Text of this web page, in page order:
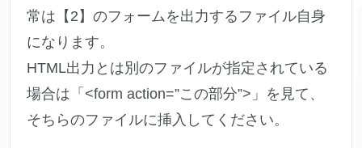
常は【2】のフォームを出力するファイル自身
になります。
HTML出力とは別のファイルが指定されている
場合は「<form action=”この部分”>」を見て、
そちらのファイルに挿入してください。